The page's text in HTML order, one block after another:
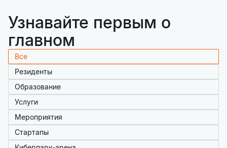
Узнавайте первым о
главном
Все
Резиденты
Образование
Услуги
Мероприятия
Стартапы